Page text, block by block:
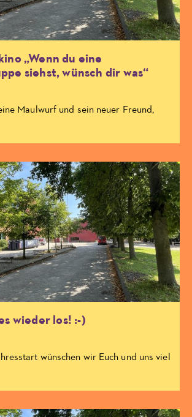
„Wenn du eine
siehst, wünsch dir was“
Maulwurf und sein neuer Freund,
wieder los! :-)
wünschen wir Euch und uns viel